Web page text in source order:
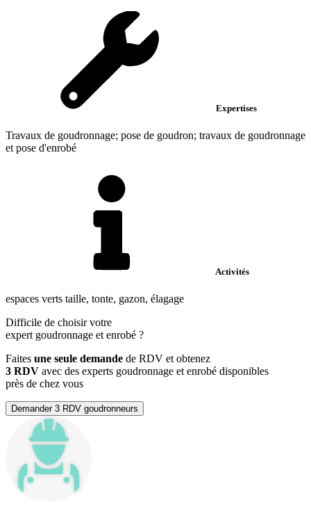
Expertises
Travaux de goudronnage; pose de goudron; travaux de goudronnage
et pose d'enrobé
Activités
espaces verts taille, tonte, gazon, élagage
Difficile de choisir votre
expert goudronnage et enrobé ?
Faites une seule demande de RDV et obtenez
3 RDV avec des experts goudronnage et enrobé disponibles
près de chez vous
Demander 3 RDV goudronneurs